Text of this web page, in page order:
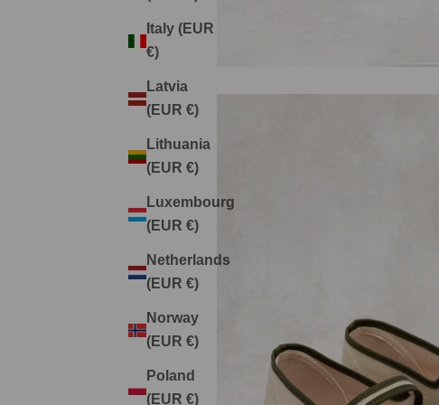
Italy (EUR
€)
Latvia
(EUR €)
Lithuania
(EUR €)
Luxembourg
(EUR €)
Netherlands
(EUR €)
Norway
(EUR €)
Poland
(EUR €)